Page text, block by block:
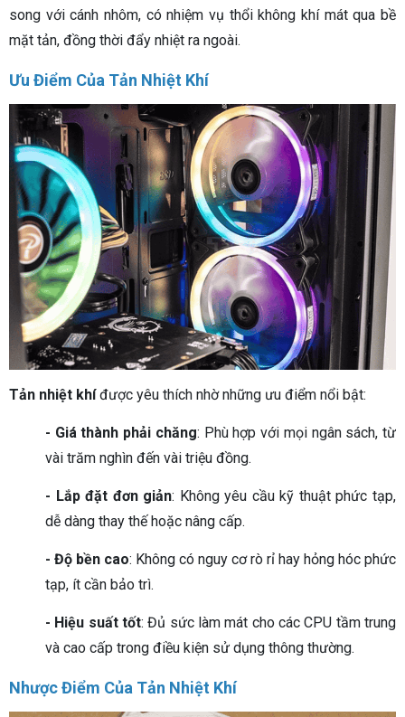
song với cánh nhôm, có nhiệm vụ thổi không khí mát qua bề
mặt tản, đồng thời đẩy nhiệt ra ngoài.
Ưu Điểm Của Tản Nhiệt Khí
Tản nhiệt khíđược yêu thích nhờ những ưu điểm nổi bật:
- Giá thành phải chăng: Phù hợp với mọi ngân sách, từ
vài trăm nghìn đến vài triệu đồng.
- Lắp đặt đơn giản: Không yêu cầu kỹ thuật phức tạp,
dễ dàng thay thế hoặc nâng cấp.
- Độ bền cao: Không có nguy cơ rò rỉ hay hỏng hóc phức
tạp, ít cần bảo trì.
- Hiệu suất tốt: Đủ sức làm mát cho các CPU tầm trung
và cao cấp trong điều kiện sử dụng thông thường.
Nhược Điểm Của Tản Nhiệt Khí